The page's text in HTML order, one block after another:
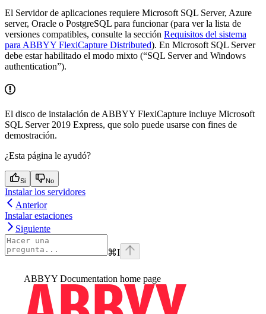
El Servidor de aplicaciones requiere Microsoft SQL Server, Azure
server, Oracle o PostgreSQL para funcionar (para ver la lista de
versiones compatibles, consulte la sección Requisitos del sistema
para ABBYY FlexiCapture Distributed). En Microsoft SQL Server
debe estar habilitado el modo mixto (“SQL Server and Windows
authentication”).
El disco de instalación de ABBYY FlexiCapture incluye Microsoft
SQL Server 2019 Express, que solo puede usarse con fines de
demostración.
¿Esta página le ayudó?
Si No
Instalar los servidores
Anterior
Instalar estaciones
Siguiente
⌘I
ABBYY Documentation home page